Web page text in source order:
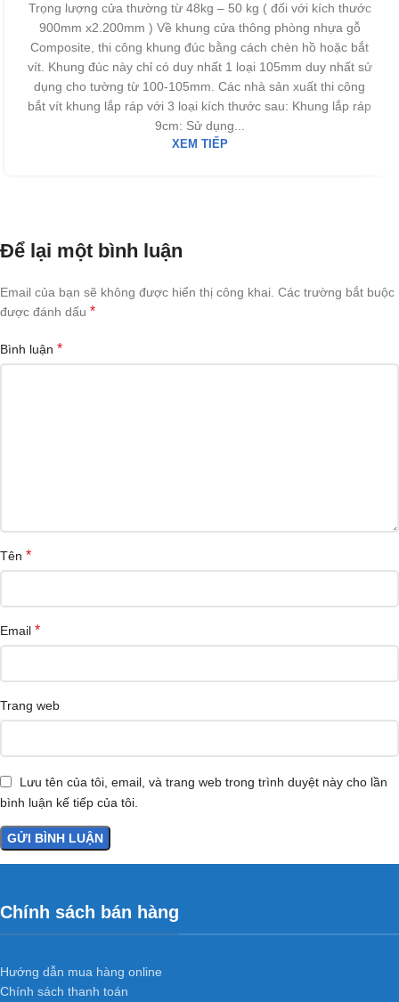
Trọng lượng cửa thường từ 48kg – 50 kg ( đối với kích thước
900mm x2.200mm ) Về khung cửa thông phòng nhựa gỗ
Composite, thi công khung đúc bằng cách chèn hồ hoặc bắt
vít. Khung đúc này chỉ có duy nhất 1 loại 105mm duy nhất sử
dụng cho tường từ 100-105mm. Các nhà sản xuất thi công
bắt vít khung lắp ráp với 3 loại kích thước sau: Khung lắp ráp
9cm: Sử dụng...
XEM TIẾP
Để lại một bình luận
Email của bạn sẽ không được hiển thị công khai. Các trường bắt buộc
được đánh dấu *
Bình luận *
Tên *
Email *
Trang web
Lưu tên của tôi, email, và trang web trong trình duyệt này cho lần
bình luận kế tiếp của tôi.
Chính sách bán hàng
Hướng dẫn mua hàng online
Chính sách thanh toán